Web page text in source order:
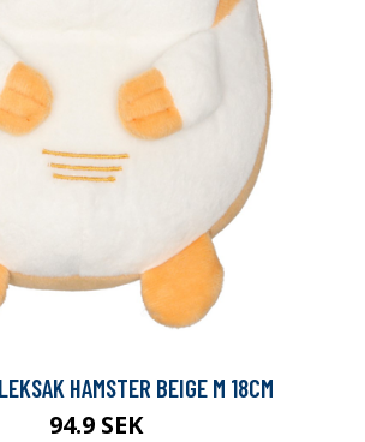
HAMSTER BEIGE M 18CM
94.9 SEK